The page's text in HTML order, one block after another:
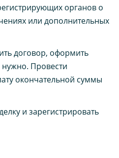
органов о
или дополнительных
договор, оформить
нужно. Провести
окончательной суммы
и зарегистрировать